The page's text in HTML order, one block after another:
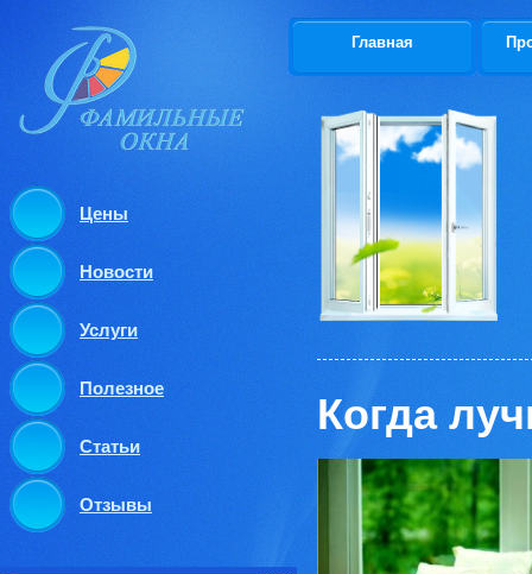
Главная
Цены
Новости
Услуги
Полезное
Статьи
Отзывы
Когда